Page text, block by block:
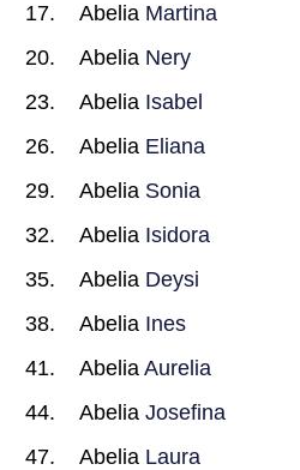
Abelia Martina
Abelia Nery
Abelia Isabel
Abelia Eliana
Abelia Sonia
Abelia Isidora
Abelia Deysi
Abelia Ines
Abelia Aurelia
Abelia Josefina
Abelia Laura